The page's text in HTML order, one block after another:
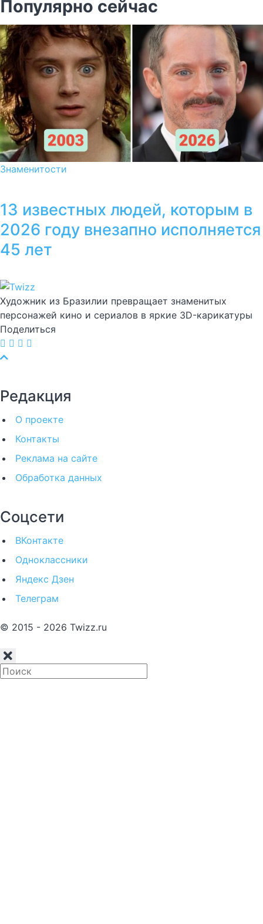
Популярно сейчас
Знаменитости
13 известных людей, которым в
2026 году внезапно исполняется
45 лет
Художник из Бразилии превращает знаменитых
персонажей кино и сериалов в яркие 3D-карикатуры
Поделиться
Редакция
О проекте
Контакты
Реклама на сайте
Обработка данных
Соцсети
ВКонтакте
Одноклассники
Яндекс Дзен
Телеграм
© 2015 - 2026 Twizz.ru